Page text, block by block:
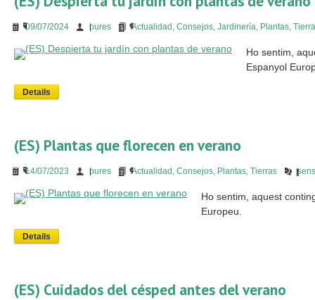
09/07/2024 bures Actualidad , Consejos, Jardinería, Plantas,
Ho sentim,
Espanyol
Details
(ES) Plantas que florecen en verano
14/07/2023 bures Actualidad , Consejos, Plantas, Tierras
Ho sentim, aquest
Europeu.
Details
(ES) Cuidados del césped antes del verano